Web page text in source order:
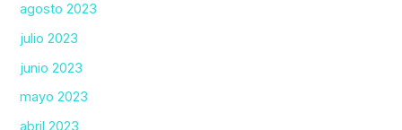
agosto 2023
julio 2023
junio 2023
mayo 2023
abril 2023